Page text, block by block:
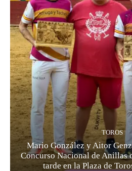
TOROS
Mario González y Aitor
Concurso Nacional de Anillas
tarde en la Plaza de